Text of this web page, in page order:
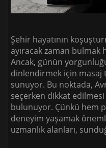
Şehir hayatının
ayıracak zaman bulmak
Ancak, günün
dinlendirmek için masaj
sunuyor. Bu noktada,
seçerken dikkat
bulunuyor. Çünkü hem
deneyim yaşamak
uzmanlık alanları,